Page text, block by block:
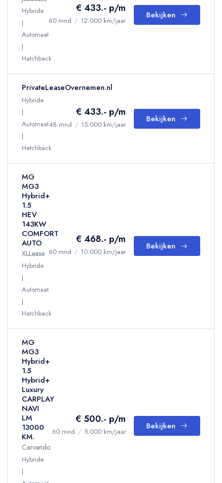
Hybride
Automaat
Hatchback
€ 433.- p/m
60 mnd / 12.000 km/jaar
Bekijken
PrivateLeaseOvernemen.nl
Hybride
Automaat
Hatchback
€ 433.- p/m
48 mnd / 15.000 km/jaar
Bekijken
MG
MG3
Hybrid+
1.5
HEV
143KW
COMFORT
AUTO
XLLease
Hybride
Automaat
Hatchback
€ 468.- p/m
60 mnd / 10.000 km/jaar
Bekijken
MG
MG3
Hybrid+
1.5
Hybrid+
Luxury
CARPLAY
NAVI
LM
13000
KM.
Carvendo
Hybride
€ 500.- p/m
60 mnd / 5.000 km/jaar
Bekijken